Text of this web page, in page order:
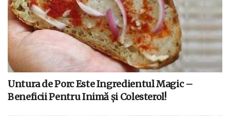
Untura de Porc Este Ingredientul Magic –
Beneficii Pentru Inimă și Colesterol!